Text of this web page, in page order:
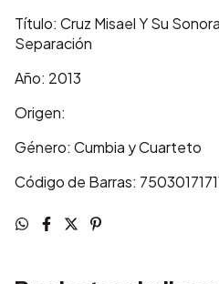
Título: Cruz Misael Y Su
Separación
Año: 2013
Origen:
Género: Cumbia y Cuarteto
Código de Barras: